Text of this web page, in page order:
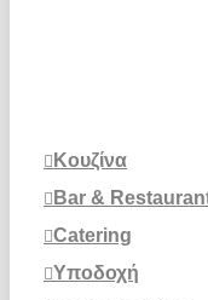
Κουζίνα
Bar &
Catering
Υποδοχή